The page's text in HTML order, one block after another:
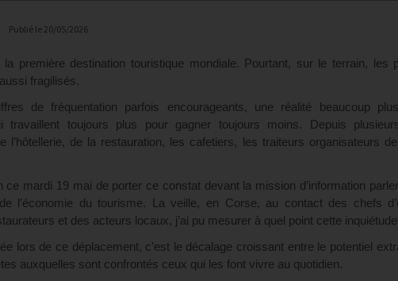
Publié le 20/05/2026
la première destination touristique mondiale. Pourtant, sur le terrain, les
fragilisés.
de fréquentation parfois encourageants, une réalité beaucoup
travaillent toujours plus pour gagner toujours moins. Depuis
l’hôtellerie, de la restauration, les cafetiers, les traiteurs organisateurs
ce mardi 19 mai de porter ce constat devant la mission d’information
l’économie du tourisme. La veille, en Corse, au contact des chefs
et des acteurs locaux, j’ai pu mesurer à quel point cette
lors de ce déplacement, c’est le décalage croissant entre le potentiel
auxquelles sont confrontés ceux qui les font vivre au quotidien.